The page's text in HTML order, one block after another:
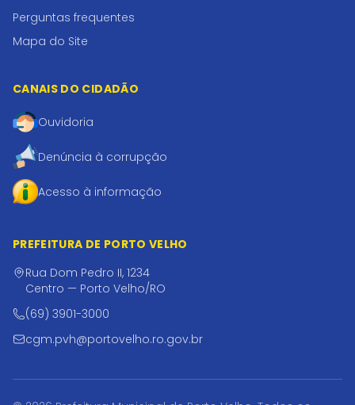
Perguntas frequentes
Mapa do Site
CANAIS DO CIDADÃO
Ouvidoria
Denúncia à corrupção
Acesso à informação
PREFEITURA DE PORTO VELHO
Rua Dom Pedro II, 1234
Centro — Porto Velho/RO
(69) 3901-3000
cgm.pvh@portovelho.ro.gov.br